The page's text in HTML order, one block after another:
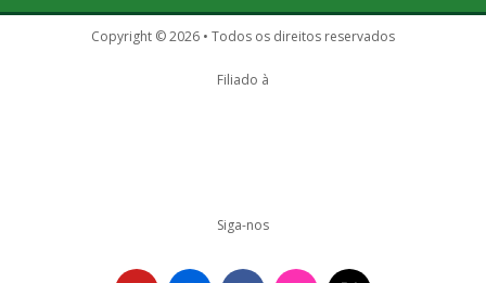
Copyright © 2026 • Todos os direitos reservados
Filiado à
Siga-nos